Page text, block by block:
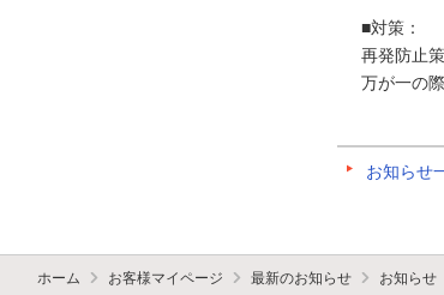
■対策：
再発防止
万が一の
お知らせ
ホーム お客様マイページ 最新のお知らせ お知らせ